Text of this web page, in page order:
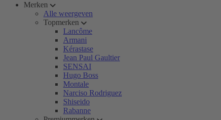
Merken
Alle weergeven
Topmerken
Lancôme
Armani
Kérastase
Jean Paul Gaultier
SENSAI
Hugo Boss
Montale
Narciso Rodriguez
Shiseido
Rabanne